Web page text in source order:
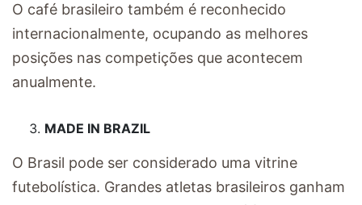
O café brasileiro também é reconhecido
internacionalmente, ocupando as melhores
posições nas competições que acontecem
anualmente.
MADE IN BRAZIL
O Brasil pode ser considerado uma vitrine
futebolística. Grandes atletas brasileiros ganham